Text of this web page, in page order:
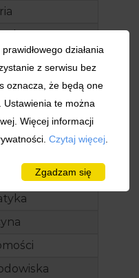
działania
z serwisu bez
oznacza, że będą one
te można
Więcej informacji
Czytaj więcej
Zgadzam się